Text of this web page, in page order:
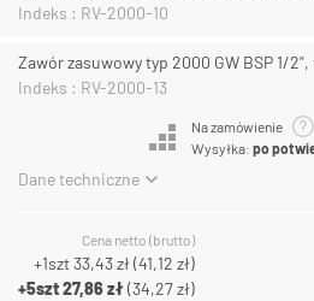
Indeks : RV-2000-10
Zawór zasuwowy typ 2000 GW BSP 1/
Indeks : RV-2000-13
Na zamówienie
Wysyłka: po
Dane techniczne
Cena netto (brutto)
+1szt33,43 zł(41,12 zł)
+5szt27,86 zł(34,27 zł)